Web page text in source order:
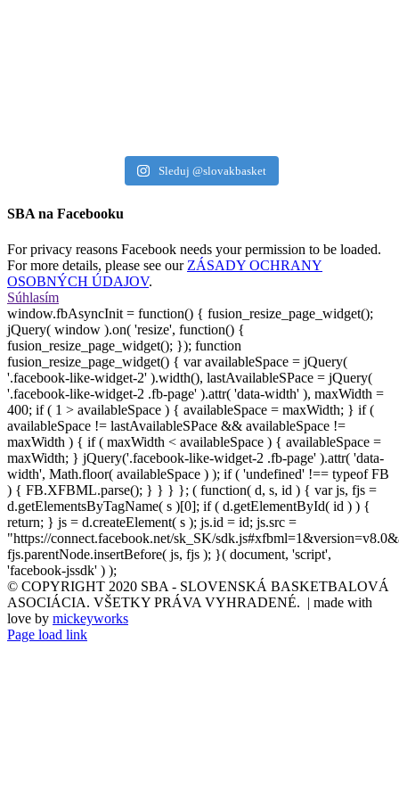
Sleduj @slovakbasket
SBA na Facebooku
For privacy reasons Facebook needs your permission to be loaded.
For more details, please see our ZÁSADY OCHRANY
OSOBNÝCH ÚDAJOV.
Súhlasím
window.fbAsyncInit = function() { fusion_resize_page_widget();
jQuery( window ).on( 'resize', function() {
fusion_resize_page_widget(); }); function
fusion_resize_page_widget() { var availableSpace = jQuery(
'.facebook-like-widget-2' ).width(), lastAvailableSPace = jQuery(
'.facebook-like-widget-2 .fb-page' ).attr( 'data-width' ), maxWidth =
400; if ( 1 > availableSpace ) { availableSpace = maxWidth; } if (
availableSpace != lastAvailableSPace && availableSpace !=
maxWidth ) { if ( maxWidth < availableSpace ) { availableSpace =
maxWidth; } jQuery('.facebook-like-widget-2 .fb-page' ).attr( 'data-
width', Math.floor( availableSpace ) ); if ( 'undefined' !== typeof FB
) { FB.XFBML.parse(); } } } }; ( function( d, s, id ) { var js, fjs =
d.getElementsByTagName( s )[0]; if ( d.getElementById( id ) ) {
return; } js = d.createElement( s ); js.id = id; js.src =
"https://connect.facebook.net/sk_SK/
fjs.parentNode.insertBefore( js, fjs ); }( document, 'script',
'facebook-jssdk' ) );
© COPYRIGHT 2020 SBA - SLOVENSKÁ BASKETBALOVÁ
ASOCIÁCIA. VŠETKY PRÁVA VYHRADENÉ. | made with
love by mickeyworks
Page load link